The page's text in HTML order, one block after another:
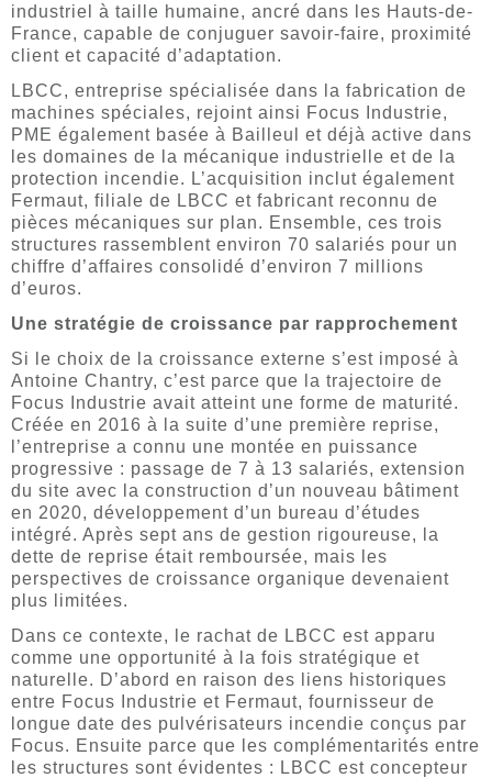
industriel à taille humaine, ancré dans les Hauts-de-
France, capable de conjuguer savoir-faire, proximité
client et capacité d’adaptation.
LBCC, entreprise spécialisée dans la fabrication de
machines spéciales, rejoint ainsi Focus Industrie,
PME également basée à Bailleul et déjà active dans
les domaines de la mécanique industrielle et de la
protection incendie. L’acquisition inclut également
Fermaut, filiale de LBCC et fabricant reconnu de
pièces mécaniques sur plan. Ensemble, ces trois
structures rassemblent environ 70 salariés pour un
chiffre d’affaires consolidé d’environ 7 millions
d’euros.
Une stratégie de croissance par rapprochement
Si le choix de la croissance externe s’est imposé à
Antoine Chantry, c’est parce que la trajectoire de
Focus Industrie avait atteint une forme de maturité.
Créée en 2016 à la suite d’une première reprise,
l’entreprise a connu une montée en puissance
progressive : passage de 7 à 13 salariés, extension
du site avec la construction d’un nouveau bâtiment
en 2020, développement d’un bureau d’études
intégré. Après sept ans de gestion rigoureuse, la
dette de reprise était remboursée, mais les
perspectives de croissance organique devenaient
plus limitées.
Dans ce contexte, le rachat de LBCC est apparu
comme une opportunité à la fois stratégique et
naturelle. D’abord en raison des liens historiques
entre Focus Industrie et Fermaut, fournisseur de
longue date des pulvérisateurs incendie conçus par
Focus. Ensuite parce que les complémentarités entre
les structures sont évidentes : LBCC est concepteur